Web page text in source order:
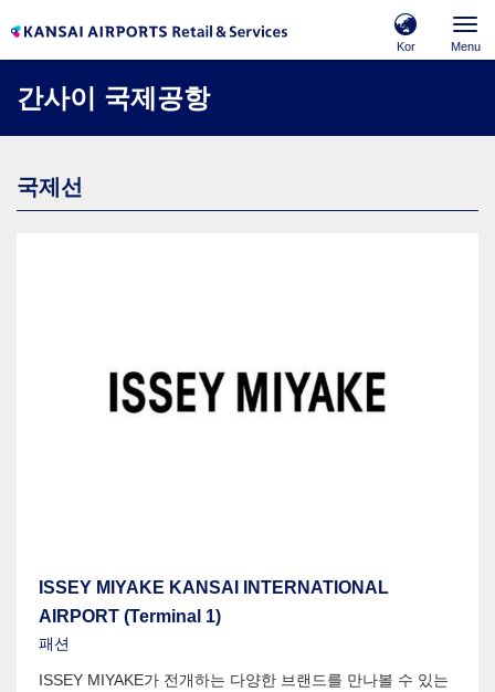
Kor Menu
간사이 국제공항
국제선
ISSEY MIYAKE KANSAI INTERNATIONAL
AIRPORT (Terminal 1)
패션
ISSEY MIYAKE가 전개하는 다양한 브랜드를 만나볼 수 있는